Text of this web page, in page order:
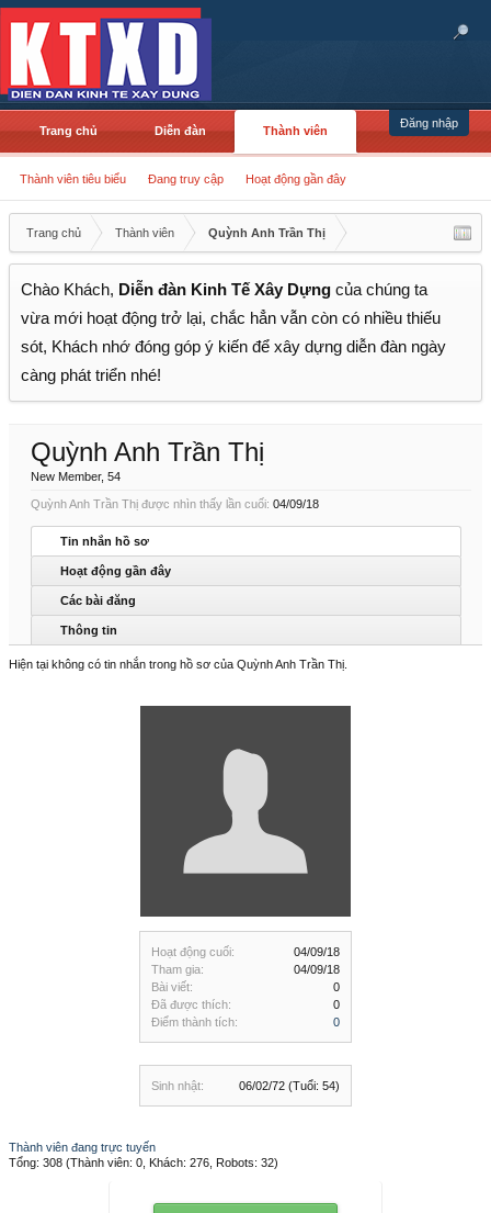
Đăng nhập
Trang chủ Diễn đàn Thành viên
Thành viên tiêu biểu Đang truy cập Hoạt động gần đây
Trang chủ Thành viên Quỳnh Anh Trần Thị
Chào Khách, Diễn đàn Kinh Tế Xây Dựng của chúng ta
vừa mới hoạt động trở lại, chắc hẳn vẫn còn có nhiều thiếu
sót, Khách nhớ đóng góp ý kiến để xây dựng diễn đàn ngày
càng phát triển nhé!
Hoạt động cuối:
04/09/18
Tham gia:
04/09/18
Bài viết:
0
Đã được thích:
0
Điểm thành tích:
0
Sinh nhật: 06/02/72 (Tuổi: 54)
Quỳnh Anh Trần Thị
New Member, 54
Quỳnh Anh Trần Thị được nhìn thấy lần cuối: 04/09/18
Tin nhắn hồ sơ
Hoạt động gần đây
Các bài đăng
Thông tin
Hiện tại không có tin nhắn trong hồ sơ của Quỳnh Anh Trần Thị.
Thành viên đang trực tuyến
Tổng: 308 (Thành viên: 0, Khách: 276, Robots: 32)